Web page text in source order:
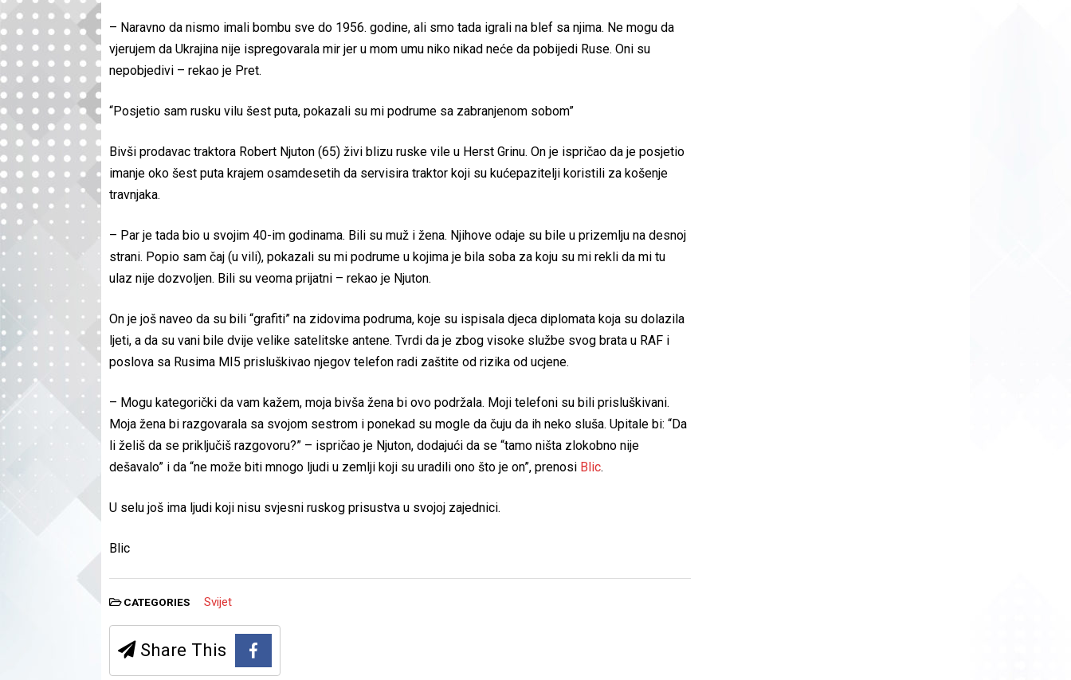
– Naravno da nismo imali bombu sve do 1956. godine, ali smo tada igrali na blef sa njima. Ne mogu da
vjerujem da Ukrajina nije ispregovarala mir jer u mom umu niko nikad neće da pobijedi Ruse. Oni su
nepobjedivi – rekao je Pret.
“Posjetio sam rusku vilu šest puta, pokazali su mi podrume sa zabranjenom sobom”
Bivši prodavac traktora Robert Njuton (65) živi blizu ruske vile u Herst Grinu. On je ispričao da je posjetio
imanje oko šest puta krajem osamdesetih da servisira traktor koji su kućepazitelji koristili za košenje
travnjaka.
– Par je tada bio u svojim 40-im godinama. Bili su muž i žena. Njihove odaje su bile u prizemlju na desnoj
strani. Popio sam čaj (u vili), pokazali su mi podrume u kojima je bila soba za koju su mi rekli da mi tu
ulaz nije dozvoljen. Bili su veoma prijatni – rekao je Njuton.
On je još naveo da su bili “grafiti” na zidovima podruma, koje su ispisala djeca diplomata koja su dolazila
ljeti, a da su vani bile dvije velike satelitske antene. Tvrdi da je zbog visoke službe svog brata u RAF i
poslova sa Rusima MI5 prisluškivao njegov telefon radi zaštite od rizika od ucjene.
– Mogu kategorički da vam kažem, moja bivša žena bi ovo podržala. Moji telefoni su bili prisluškivani.
Moja žena bi razgovarala sa svojom sestrom i ponekad su mogle da čuju da ih neko sluša. Upitale bi: “Da
li želiš da se priključiš razgovoru?” – ispričao je Njuton, dodajući da se “tamo ništa zlokobno nije
dešavalo” i da “ne može biti mnogo ljudi u zemlji koji su uradili ono što je on”, prenosi Blic.
U selu još ima ljudi koji nisu svjesni ruskog prisustva u svojoj zajednici.
Blic
CATEGORIES Svijet
Share This